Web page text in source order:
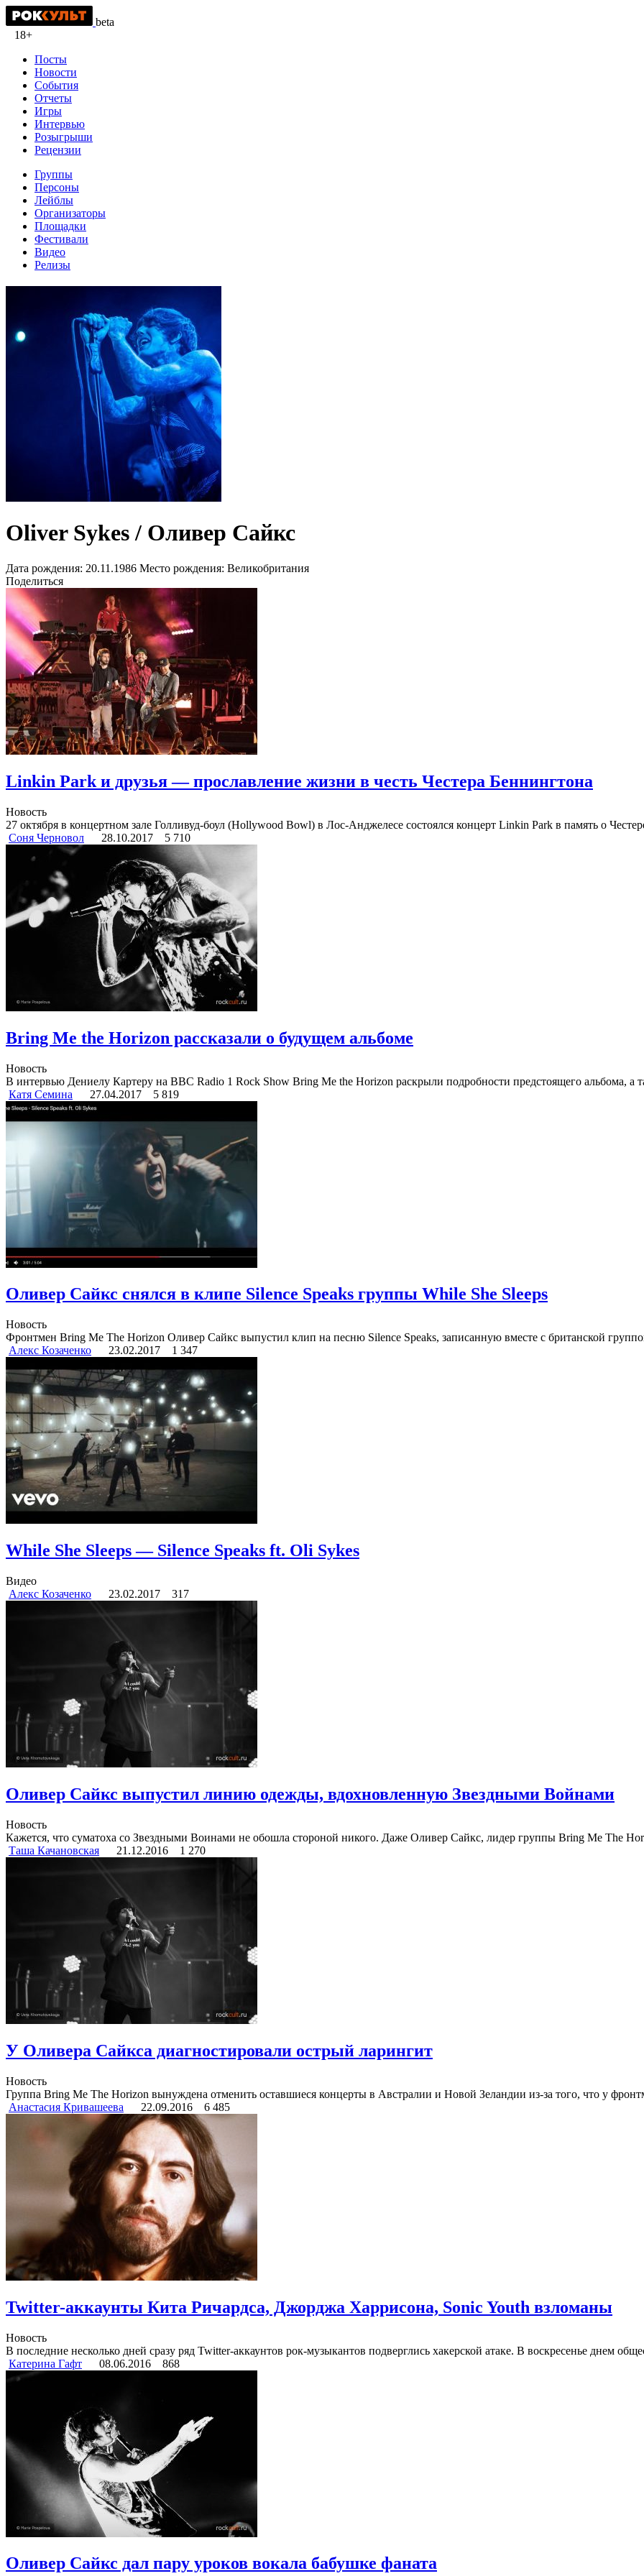
beta
18+
Посты
Новости
События
Отчеты
Игры
Интервью
Розыгрыши
Рецензии
Группы
Персоны
Лейблы
Организаторы
Площадки
Фестивали
Видео
Релизы
Oliver Sykes / Оливер Сайкс
Дата рождения: 20.11.1986 Место рождения: Великобритания
Поделиться
Linkin Park и друзья — прославление жизни в честь Честера Беннингтона
Новость
27 октября в концертном зале Голливуд-боул (Hollywood Bowl) в Лос-Анджелесе состоялся концерт Linkin Park в память о
Соня Черновол
28.10.2017 5 710
Bring Me the Horizon рассказали о будущем альбоме
Новость
В интервью Дениелу Картеру на BBC Radio 1 Rock Show Bring Me the Horizon раскрыли подробности предстоящего альбома, а
Катя Семина
27.04.2017 5 819
Оливер Сайкс снялся в клипе Silence Speaks группы While She Sleeps
Новость
Фронтмен Bring Me The Horizon Оливер Сайкс выпустил клип на песню Silence Speaks, записанную вместе с британской
Алекс Козаченко
23.02.2017 1 347
While She Sleeps — Silence Speaks ft. Oli Sykes
Видео
Алекс Козаченко
23.02.2017 317
Оливер Сайкс выпустил линию одежды, вдохновленную Звездными Войнами
Новость
Кажется, что суматоха со Звездными Воинами не обошла стороной никого. Даже Оливер Сайкс, лидер группы Bring Me The
Таша Качановская
21.12.2016 1 270
У Оливера Сайкса диагностировали острый ларингит
Новость
Группа Bring Me The Horizon вынуждена отменить оставшиеся концерты в Австралии и Новой Зеландии из-за того, что у
Анастасия Кривашеева
22.09.2016 6 485
Twitter-аккаунты Кита Ричардса, Джорджа Харрисона, Sonic Youth взломаны
Новость
В последние несколько дней сразу ряд Twitter-аккаунтов рок-музыкантов подверглись хакерской атаке. В воскресенье днем
Катерина Гафт
08.06.2016 868
Оливер Сайкс дал пару уроков вокала бабушке фаната